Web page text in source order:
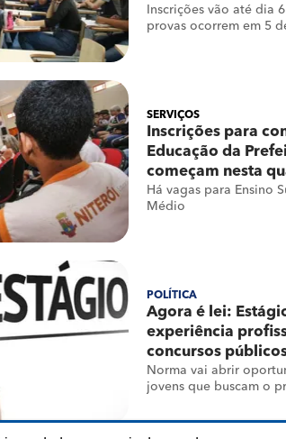
Inscrições vão até dia
provas ocorrem em 5
SERVIÇOS
Inscrições para
Educação da
começam nesta
Há vagas para Ensino
Médio
POLÍTICA
Agora é lei:
experiência
concursos
Norma vai abrir
jovens que buscam o